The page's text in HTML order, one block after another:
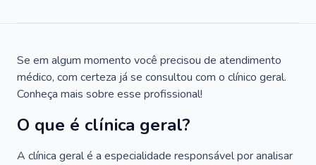
Se em algum momento você precisou de atendimento
médico, com certeza já se consultou com o clínico geral.
Conheça mais sobre esse profissional!
O que é clínica geral?
A clínica geral é a especialidade responsável por analisar